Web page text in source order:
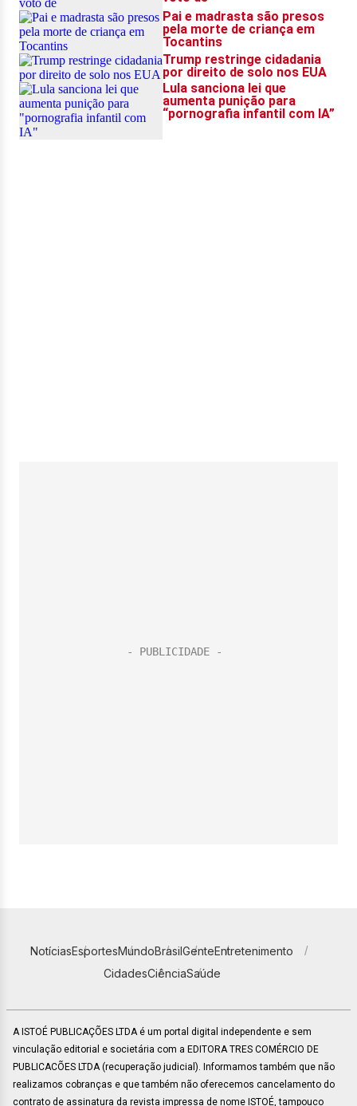
NotíciasEsportesMundoBrasilGenteEntretenimento
CidadesCiênciaSaúde
A ISTOÉ PUBLICAÇÕES LTDA é um portal digital independente e sem
vinculação editorial e societária com a EDITORA TRES COMÉRCIO DE
PUBLICACÕES LTDA (recuperação judicial). Informamos também que não
realizamos cobranças e que também não oferecemos cancelamento do
contrato de assinatura da revista impressa de nome ISTOÉ, tampouco